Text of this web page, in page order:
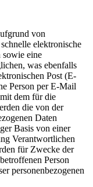
von
elektronische
sowie eine
was ebenfalls
Post (E-
Person per E-Mail
dem für die
die von der
Daten
Basis von einer
Verantwortlichen
für Zwecke der
Person
personenbezogenen